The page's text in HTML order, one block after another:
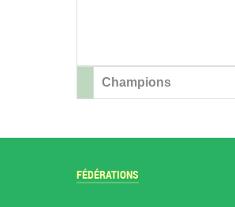
Champions
FÉDÉRATIONS